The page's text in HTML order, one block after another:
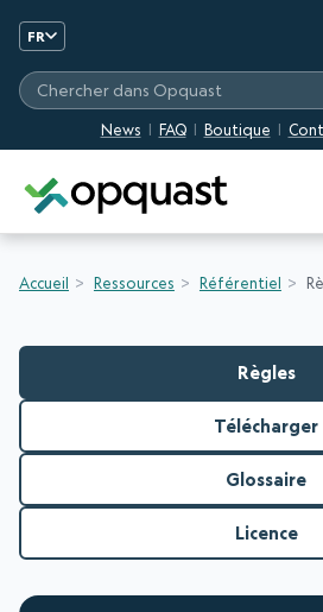
FR
News FAQ Boutique
Chercher dans Opquast
Accueil Ressources Référentiel
Règles
Télécharger
Glossaire
Licence